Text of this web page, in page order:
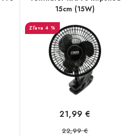
údajov
15cm (15W)
4 %
21,99 €
22,99 €